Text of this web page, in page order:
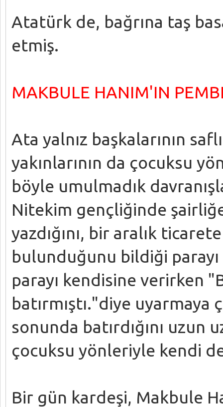
Atatürk de, bağrına taş
etmiş.
MAKBULE HANIM'IN
Ata yalnız başkalarının
yakınlarının da çocuksu
böyle umulmadık
Nitekim gençliğinde
yazdığını, bir aralık
bulunduğunu bildiği
parayı kendisine verirken
batırmıştı."diye uyarmaya
sonunda batırdığını uzun
çocuksu yönleriyle kendi
Bir gün kardeşi, Makbule